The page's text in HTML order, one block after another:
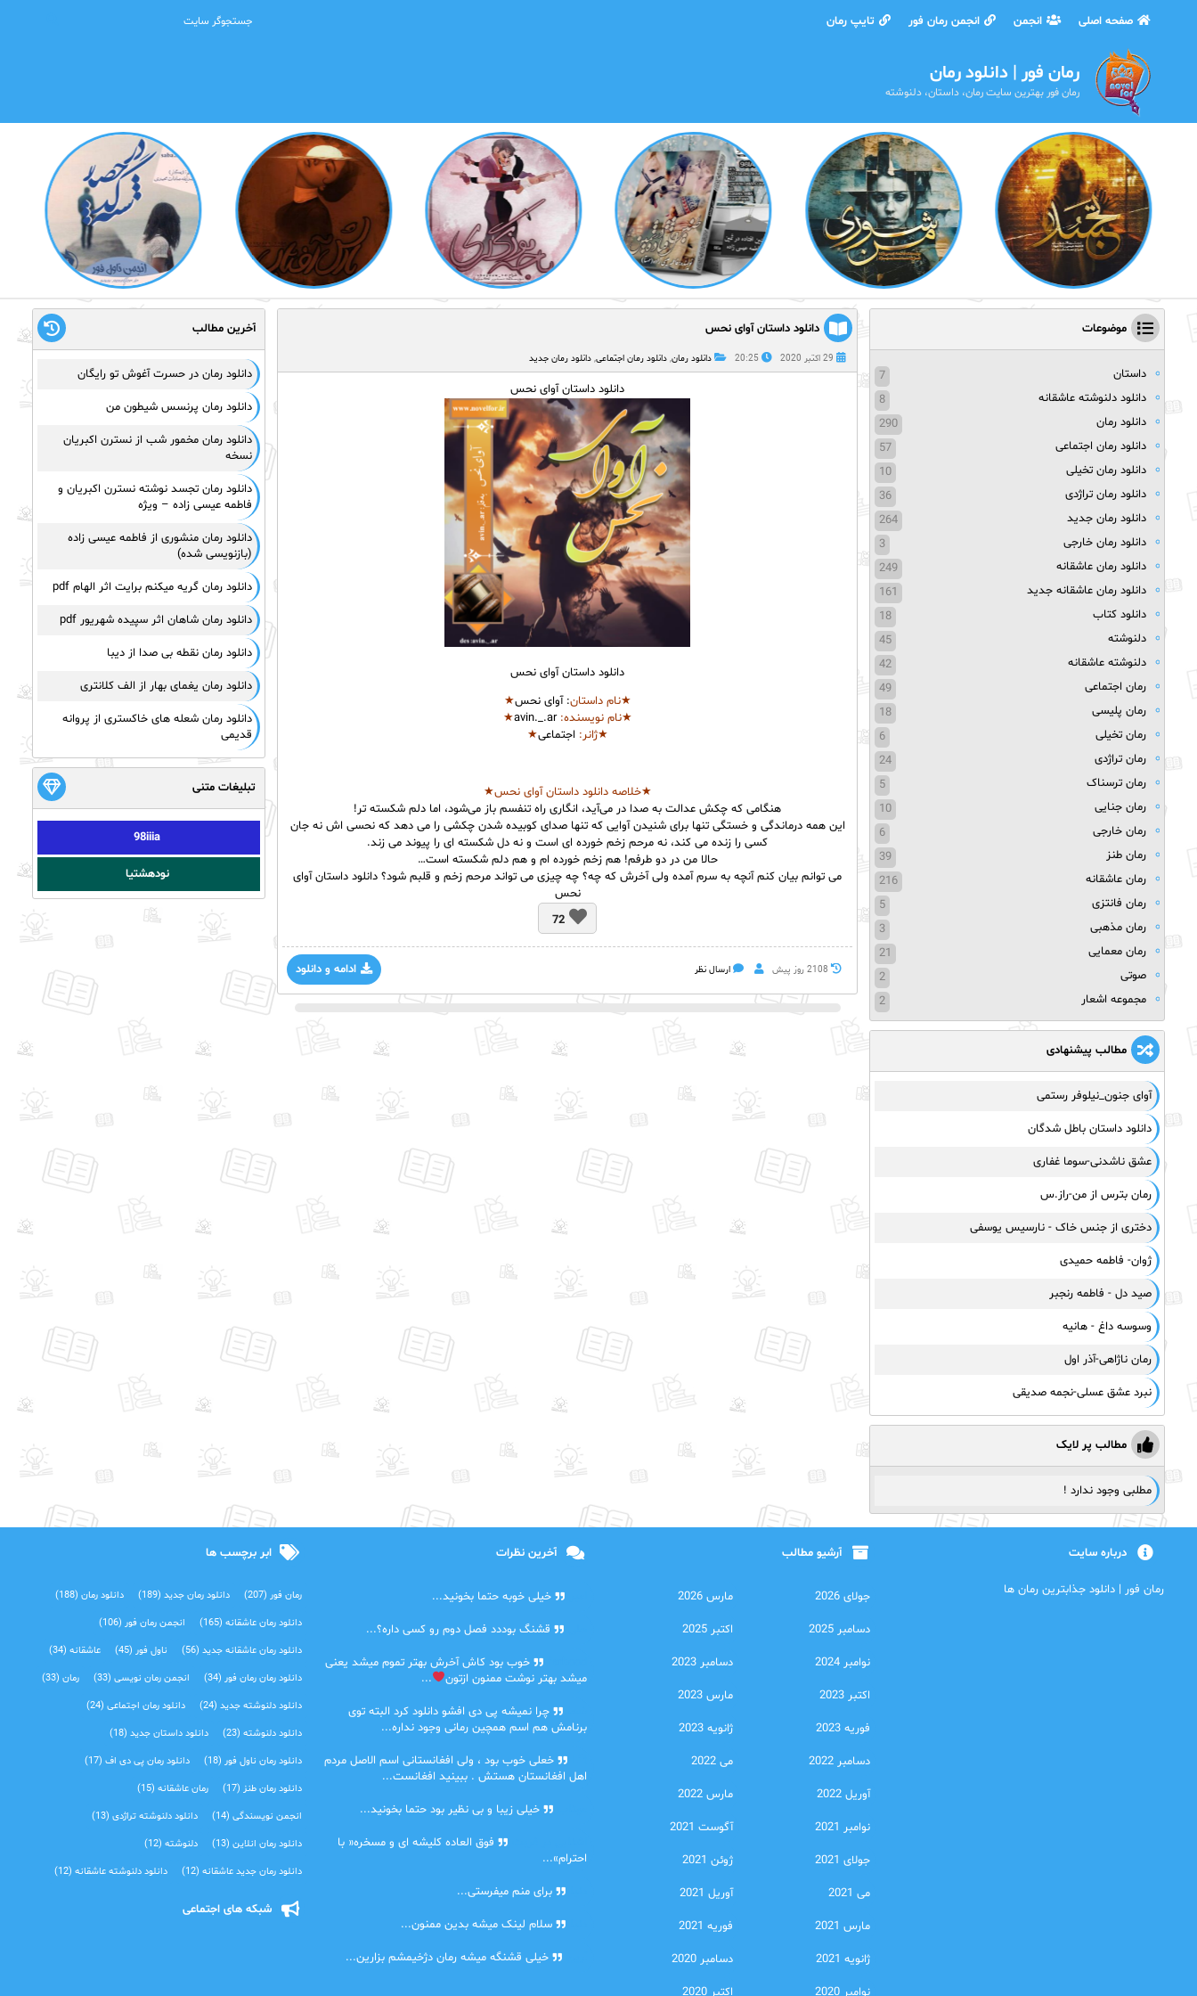
صفحه اصلی انجمن انجمن رمان فور تایپ رمان
رمان فور | دانلود رمان
رمان فور بهترین سایت رمان، داستان، دلنوشته
دانلود داستان آوای نحس
29 اکتبر 2020 20:25 دانلود رمان, دانلود رمان اجتماعی, دانلود رمان جدید
دانلود داستان آوای نحس
دانلود داستان آوای نحس
★نام داستان: آوای نحس★
★نام نویسنده: avin._.ar
★
★ژانر: اجتماعی★
★خلاصه دانلود داستان آوای نحس★
هنگامی که چکش عدالت به صدا در می‌آید، انگاری راه تنفسم باز می‌شود، اما دلم شکسته تر!
این همه درماندگی و خستگی تنها برای شنیدن آوایی که تنها صدای کوبیده شدن چکشی را می دهد که نحسی اش نه جان
کسی را زنده می کند، نه مرحم زخم خورده ای است و نه دل شکسته ای را پیوند می زند.
حالا من در دو طرفم! هم زخم خورده ام و هم دلم شکسته است…
می توانم بیان کنم آنچه به سرم آمده ولی آخرش که چه؟ چه چیزی می تواند مرحم زخم و قلبم شود؟ دانلود داستان آوای
نحس
72
ادامه و دانلود 2108 روز پيش ارسال نظر
موضوعات
داستان
7
دانلود دلنوشته عاشقانه
8
دانلود رمان
290
دانلود رمان اجتماعی
57
دانلود رمان تخیلی
10
دانلود رمان تراژدی
36
دانلود رمان جدید
264
دانلود رمان خارجی
3
دانلود رمان عاشقانه
249
دانلود رمان عاشقانه جدید
161
دانلود کتاب
18
دلنوشته
45
دلنوشته عاشقانه
42
رمان اجتماعی
49
رمان پلیسی
18
رمان تخیلی
6
رمان تراژدی
24
رمان ترسناک
5
رمان جنایی
10
رمان خارجی
6
رمان طنز
39
رمان عاشقانه
216
رمان فانتزی
5
رمان مذهبی
3
رمان معمایی
21
صوتی
2
مجموعه اشعار
2
مطالب پیشنهادی
آوای جنون_نیلوفر رستمی
دانلود داستان باطل شدگان
عشق ناشدنی-سوما غفاری
رمان بترس از من-راز.س
دختری از جنس خاک - نارسیس یوسفی
ژوان- فاطمه حمیدی
صید دل - فاطمه رنجبر
وسوسه داغ - هانیه
رمان ناژاهی-آذر اول
نبرد عشق عسلی-نجمه صدیقی
مطالب پر لایک
مطلبی وجود ندارد !
آخرین مطالب
دانلود رمان در حسرت آغوش تو رایگان
دانلود رمان پرنسس شیطون من
دانلود رمان مخمور شب از نسترن اکبریان
نسخه
دانلود رمان تجسد نوشته نسترن اکبریان و
فاطمه عیسی زاده – ویژه
دانلود رمان منشوری از فاطمه عیسی زاده
(بازنویسی شده)
دانلود رمان گریه میکنم برایت اثر الهام pdf
دانلود رمان شاهان اثر سپیده شهریور pdf
دانلود رمان نقطه بی صدا از دیبا
دانلود رمان یغمای بهار از الف کلانتری
دانلود رمان شعله های خاکستری از پروانه
قدیمی
تبلیغات متنی
98iiia
نودهشتیا
درباره سایت
رمان فور | دانلود جذابترین رمان ها
آرشیو مطالب
جولای 2026 مارس 2026
دسامبر 2025 اکتبر 2025
نوامبر 2024 دسامبر 2023
اکتبر 2023 مارس 2023
فوریه 2023 ژانویه 2023
دسامبر 2022 می 2022
آوریل 2022 مارس 2022
نوامبر 2021 آگوست 2021
جولای 2021 ژوئن 2021
می 2021 آوریل 2021
مارس 2021 فوریه 2021
ژانویه 2021 دسامبر 2020
نوامبر 2020 اکتبر 2020
آخرین نظرات
خیلی خوبه حتما بخونید...
قشنگ بوددد فصل دوم رو کسی داره؟...
خوب بود کاش آخرش بهتر تموم میشد یعنی
میشد بهتر نوشت ممنون ازتون
...
چرا نمیشه پی دی افشو دانلود کرد البته توی
برنامش هم اسم همچین رمانی وجود نداره...
خعلی خوب بود ، ولی افغانستانی اسم الاصل مردم
اهل افغانستان هستش . ببینید افغانست...
خیلی زیبا و بی نظیر بود حتما بخونید...
فوق العاده کلیشه ای و مسخره« با
احترام»...
برای منم میفرستی...
سلام لینک میشه بدین ممنون...
خیلی قشنگه میشه رمان دژخیمشم بزارین...
ابر برچسب ها
رمان فور (207) دانلود رمان جدید (189) دانلود رمان (188)
دانلود رمان عاشقانه (165) انجمن رمان فور (106)
دانلود رمان عاشقانه جدید (56) ناول فور (45) عاشقانه (34)
دانلود رمان رمان فور (34) انجمن رمان نویسی (33) رمان (33)
دانلود دلنوشته جدید (24) دانلود رمان اجتماعی‌ (24)
دانلود دلنوشته (23) دانلود داستان جدید (18)
دانلود رمان ناول فور (18) دانلود رمان پی دی اف (17)
دانلود رمان طنز (17) رمان عاشقانه (15)
انجمن نویسندگی (14) دانلود دلنوشته تراژدی‌ (13)
دانلود رمان انلاین (13) دلنوشته (12)
دانلود رمان جدید عاشقانه (12) دانلود دلنوشته عاشقانه (12)
شبکه های اجتماعی